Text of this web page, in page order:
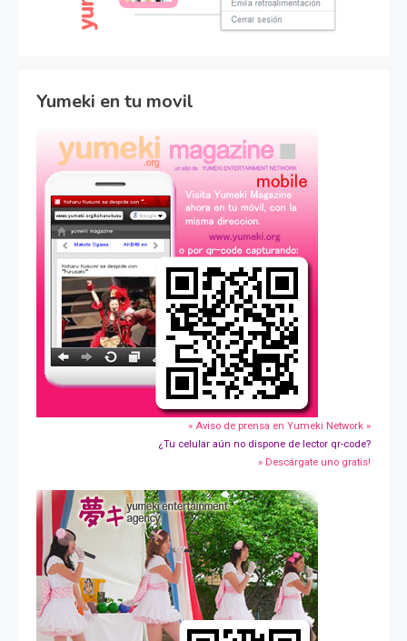
Yumeki en tu movil
» Aviso de prensa en Yumeki Network »
¿Tu celular aún no dispone de lector qr-code?
» Descárgate uno gratis!